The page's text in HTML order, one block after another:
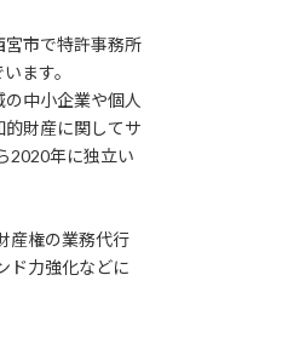
宮市で特許事務所
ます。
の中小企業や個人
的財産に関してサ
2020年に独立い
産権の業務代行
ド力強化などに